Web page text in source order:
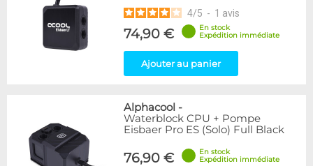
4/5 - 1 avis
74,90 €
En stock
Expédition immédiate
Ajouter au panier
Alphacool -
Waterblock CPU + Pompe
Eisbaer Pro ES (Solo) Full Black
76,90 €
En stock
Expédition immédiate